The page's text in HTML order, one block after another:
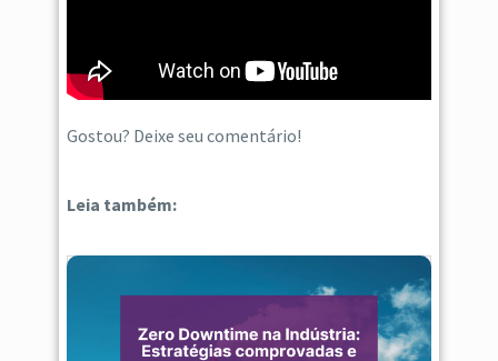
Gostou? Deixe seu comentário!
Leia também: